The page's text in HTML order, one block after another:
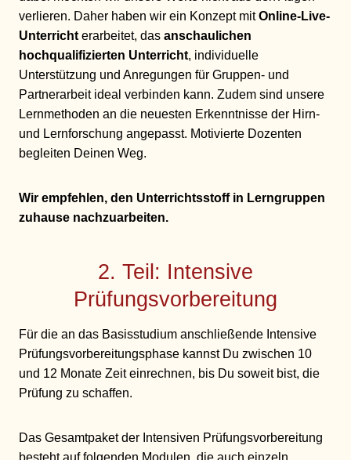
verlieren. Daher haben wir ein Konzept mitOnline-Live-
Unterricht erarbeitet, das anschaulichen
hochqualifizierten Unterricht, individuelle
Unterstützung und Anregungen für Gruppen- und
Partnerarbeit ideal verbinden kann. Zudem sind unsere
Lernmethoden an die neuesten Erkenntnisse der Hirn-
und Lernforschung angepasst. Motivierte Dozenten
begleiten Deinen Weg.
Wir empfehlen, den Unterrichtsstoff in Lerngruppen
zuhause nachzuarbeiten.
2. Teil: Intensive
Prüfungsvorbereitung
Für die an das Basisstudium anschließende Intensive
Prüfungsvorbereitungsphase kannst Du zwischen 10
und 12 Monate Zeit einrechnen, bis Du soweit bist, die
Prüfung zu schaffen.
Das Gesamtpaket der Intensiven Prüfungsvorbereitung
besteht auf folgenden Modulen, die auch einzeln